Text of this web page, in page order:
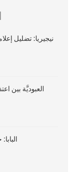
نيجيريا: تضليل
العبوديَّة بين